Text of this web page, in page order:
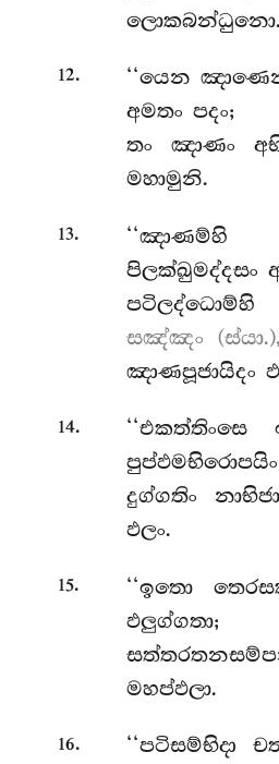
ලොකබන්ධුනො.
12.
‘‘යෙන
අමතං පදං;
තං ඤාණං
මහාමුනි.
13.
පිලක්ඛුමද්දසං
සඤ්ඤං
ඤාණපූජායිදං
14. ‘‘එකත්තිංසෙ
දුග්ගතිං
ඵලං.
15. ‘‘ඉතො
ඵලුග්ගතා;
මහප්ඵලා.
16. ‘‘පටිසම්භිදා